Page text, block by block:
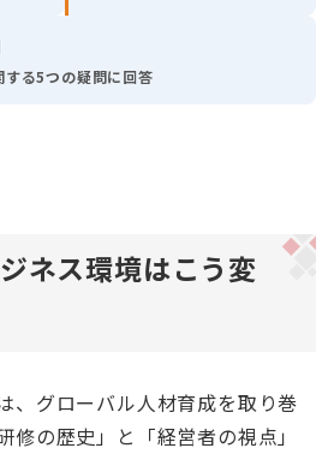
る5つの疑問に回答
ネス環境はこう変
、グローバル人材育成を取り巻
修の歴史」と「経営者の視点」